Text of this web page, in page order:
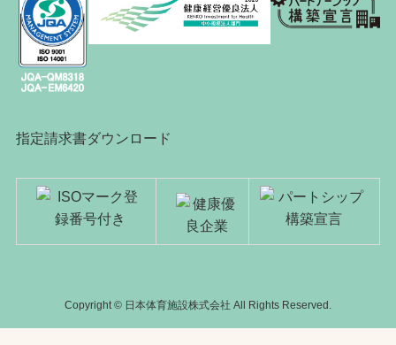
指定請求書ダウンロード
Copyright © 日本体育施設株式会社 All Rights Reserved.